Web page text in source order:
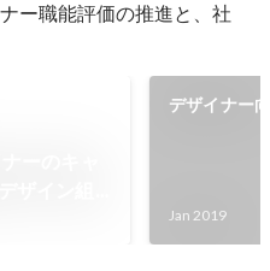
ー職能評価の推進と、社
デザイナー
Jan 2019